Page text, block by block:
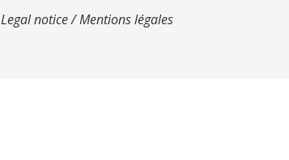
Legal notice / Mentions légales